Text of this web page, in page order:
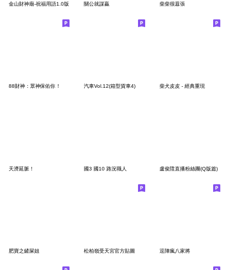
金山財神廟-祝福用語1.0版 關公就謀贏 柴柴很囂張
88財神：眾神保佑你！ 汽車Vol.12(箱型貨車4) 柴犬皮皮 - 經典重現
天濟延脈！ 國3 國10 路況職人 盧俊陞直播粉絲團(Q版篇)
肥寶之鏟屎姐 松柏嶺受天宮官方貼圖 逗陣瘋八家將